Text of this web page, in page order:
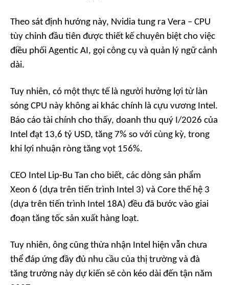
Theo sát định hướng này, Nvidia tung ra Vera – CPU
tùy chỉnh đầu tiên được thiết kế chuyên biệt cho việc
điều phối Agentic AI, gọi công cụ và quản lý ngữ cảnh
dài.
Tuy nhiên, có một thực tế là người hưởng lợi từ làn
sóng CPU này không ai khác chính là cựu vương Intel.
Báo cáo tài chính cho thấy, doanh thu quý I/2026 của
Intel đạt 13,6 tỷ USD, tăng 7% so với cùng kỳ, trong
khi lợi nhuận ròng tăng vọt 156%.
CEO Intel Lip-Bu Tan cho biết, các dòng sản phẩm
Xeon 6 (dựa trên tiến trình Intel 3) và Core thế hệ 3
(dựa trên tiến trình Intel 18A) đều đã bước vào giai
đoạn tăng tốc sản xuất hàng loạt.
Tuy nhiên, ông cũng thừa nhận Intel hiện vẫn chưa
thể đáp ứng đầy đủ nhu cầu của thị trường và đà
tăng trưởng này dự kiến sẽ còn kéo dài đến tận năm